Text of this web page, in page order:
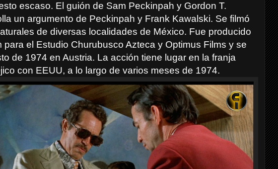
escaso. El guión de Sam Peckinpah y Gordon T.
un argumento de Peckinpah y Frank Kawalski. Se filmó
de diversas localidades de México. Fue producido
para el Estudio Churubusco Azteca y Optimus Films y se
de 1974 en Austria. La acción tiene lugar en la franja
con EEUU, a lo largo de varios meses de 1974.